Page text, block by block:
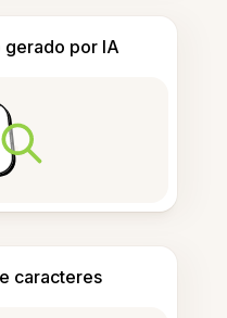
por IA
caracteres